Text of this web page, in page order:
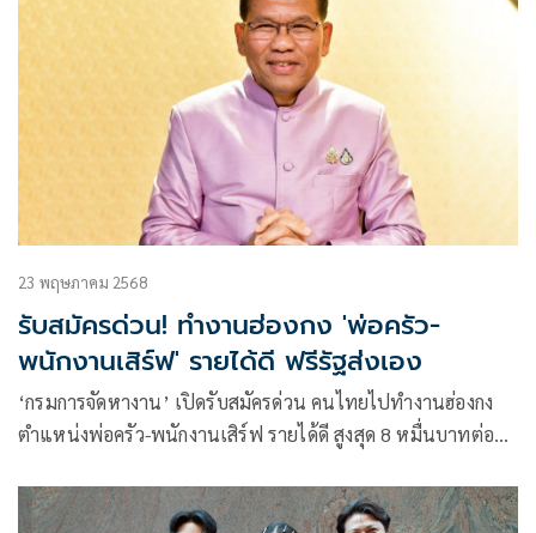
23 พฤษภาคม 2568
รับสมัครด่วน! ทำงานฮ่องกง 'พ่อครัว-
พนักงานเสิร์ฟ' รายได้ดี ฟรีรัฐส่งเอง
‘กรมการจัดหางาน’ เปิดรับสมัครด่วน คนไทยไปทำงานฮ่องกง
ตำแหน่งพ่อครัว-พนักงานเสิร์ฟ รายได้ดี สูงสุด 8 หมื่นบาทต่อ